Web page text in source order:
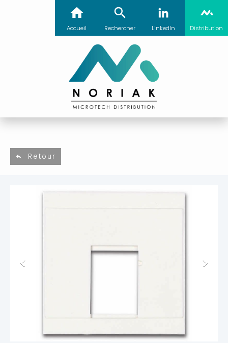
Accueil Rechercher LinkedIn Distribution
Retour